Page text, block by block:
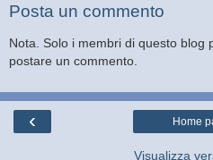
Posta un commento
Nota. Solo i membri di questo blog
postare un commento.
‹ Home
Visualizza